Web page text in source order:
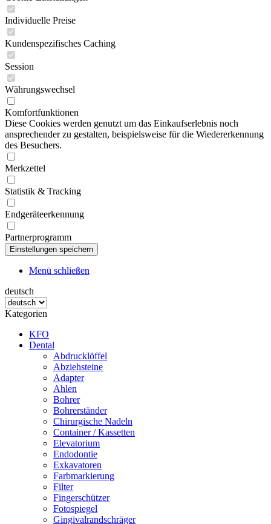
Individuelle Preise
Kundenspezifisches Caching
Session
Währungswechsel
Komfortfunktionen
Diese Cookies werden genutzt um das Einkaufserlebnis noch
ansprechender zu gestalten, beispielsweise für die Wiedererkennung
des Besuchers.
Merkzettel
Statistik & Tracking
Endgeräteerkennung
Partnerprogramm
Menü schließen
deutsch
Kategorien
KFO
Dental
Abdrucklöffel
Abziehsteine
Adapter
Ahlen
Bohrer
Bohrerständer
Chirurgische Nadeln
Container / Kassetten
Elevatorium
Endodontie
Exkavatoren
Farbmarkierung
Filter
Fingerschützer
Fotospiegel
Gingivalrandschräger